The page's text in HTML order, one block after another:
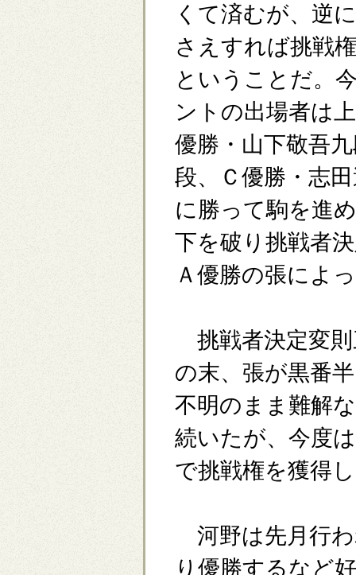
くて済むが、逆
さえすれば挑戦
ということだ。
ントの出場者は
優勝・山下敬吾
段、Ｃ優勝・志
に勝って駒を進
下を破り挑戦者
Ａ優勝の張によ
挑戦者決定変
の末、張が黒番
不明のまま難解
続いたが、今度
で挑戦権を獲得
河野は先月行わ
り優勝するなど